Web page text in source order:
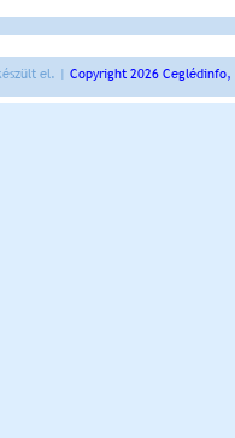
el. | Copyright 2026